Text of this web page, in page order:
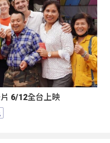
6/12全台上映